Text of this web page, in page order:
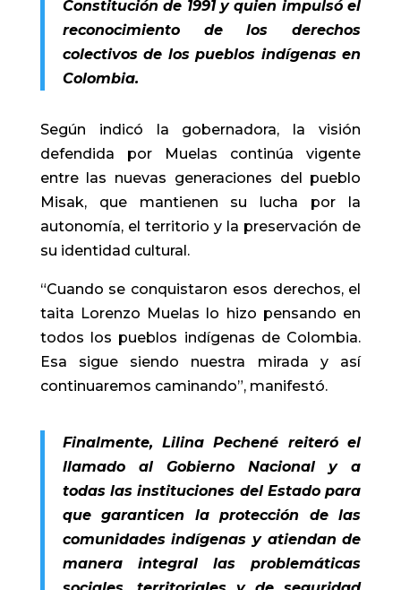
Constitución de 1991 y quien impulsó el
reconocimiento de los derechos
colectivos de los pueblos indígenas en
Colombia.
Según indicó la gobernadora, la visión
defendida por Muelas continúa vigente
entre las nuevas generaciones del pueblo
Misak, que mantienen su lucha por la
autonomía, el territorio y la preservación de
su identidad cultural.
“Cuando se conquistaron esos derechos, el
taita Lorenzo Muelas lo hizo pensando en
todos los pueblos indígenas de Colombia.
Esa sigue siendo nuestra mirada y así
continuaremos caminando”, manifestó.
Finalmente, Lilina Pechené reiteró el
llamado al Gobierno Nacional y a
todas las instituciones del Estado para
que garanticen la protección de las
comunidades indígenas y atiendan de
manera integral las problemáticas